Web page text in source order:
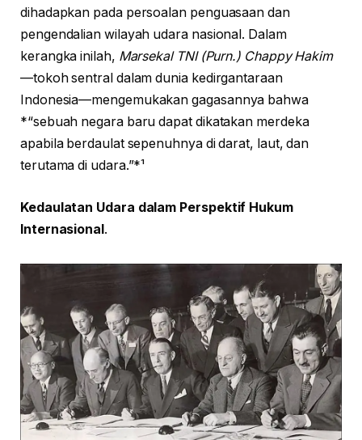
dihadapkan pada persoalan penguasaan dan
pengendalian wilayah udara nasional. Dalam
kerangka inilah, Marsekal TNI (Purn.) Chappy Hakim
—tokoh sentral dalam dunia kedirgantaraan
Indonesia—mengemukakan gagasannya bahwa
*“sebuah negara baru dapat dikatakan merdeka
apabila berdaulat sepenuhnya di darat, laut, dan
terutama di udara.”*¹
Kedaulatan Udara dalam Perspektif Hukum
Internasional.